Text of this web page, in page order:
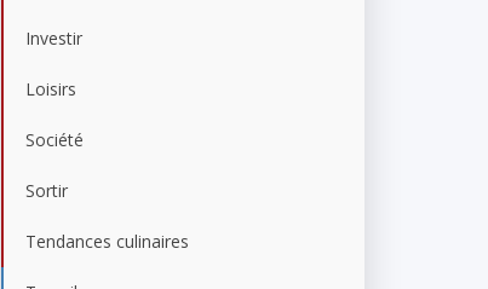
Investir
Loisirs
Société
Sortir
Tendances culinaires